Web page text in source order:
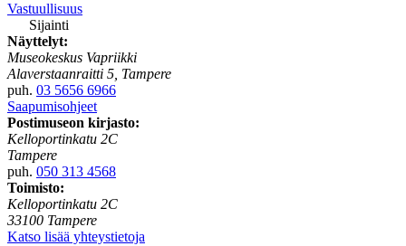
Vastuullisuus
Sijainti
Näyttelyt:
Museokeskus Vapriikki
Alaverstaanraitti 5, Tampere
puh. 03 5656 6966
Saapumisohjeet
Postimuseon kirjasto:
Kelloportinkatu 2C
Tampere
puh. 050 313 4568
Toimisto:
Kelloportinkatu 2C
33100 Tampere
Katso lisää yhteystietoja